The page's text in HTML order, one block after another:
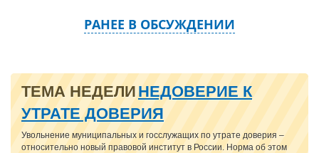
РАНЕЕ В ОБСУЖДЕНИИ
ТЕМА НЕДЕЛИ НЕДОВЕРИЕ К
УТРАТЕ ДОВЕРИЯ
Увольнение муниципальных и госслужащих по утрате доверия –
относительно новый правовой институт в России. Норма об этом